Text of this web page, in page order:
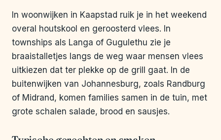
In woonwijken in Kaapstad ruik je in het weekend
overal houtskool en geroosterd vlees. In
townships als Langa of Gugulethu zie je
braaistalletjes langs de weg waar mensen vlees
uitkiezen dat ter plekke op de grill gaat. In de
buitenwijken van Johannesburg, zoals Randburg
of Midrand, komen families samen in de tuin, met
grote schalen salade, brood en sausjes.